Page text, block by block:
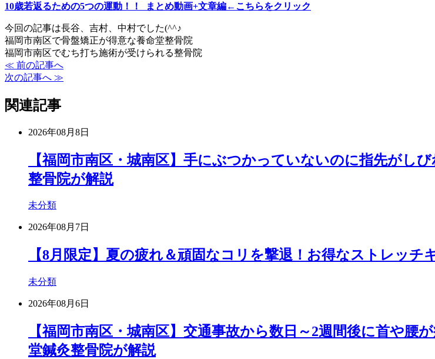
10歳若返るための5つの運動！！ まとめ動画+文章編←こちらをクリック
今回の記事は長谷、吉村、中村でした(^^♪
福岡市南区で骨盤矯正が得意な養命堂整骨院
福岡市南区でむち打ち施術が受けられる整骨院
≪ 前の記事へ
次の記事へ ≫
関連記事
2026年08月8日
【福岡市南区・城南区】手にぶつかっていないのに指先がし
整骨院が解説
未分類
2026年08月7日
【8月限定】夏の疲れ＆頑固なコリを撃退！お得なストレッチ
未分類
2026年08月6日
【福岡市南区・城南区】交通事故から数日～2週間後に首や
堂鍼灸整骨院が解説